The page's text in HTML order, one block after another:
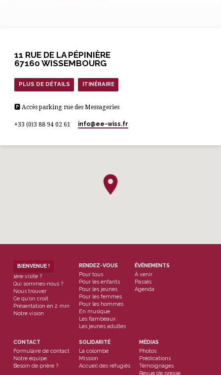
11 RUE DE LA PÉPINIÈRE
67160 WISSEMBOURG
PLUS DE DÉTAILS ITINÉRAIRE
🅿 Accès parking rue des Messageries
+33 (0)3 88 94 02 61 info​@ee-wiss.fr
BIENVENUE !
1ère visite ?
Qui sommes-nous ?
Nous trouver
Ce qu’on croit
Présentation en 2 min
Notre vision
RENDEZ-VOUS
Pour tous
Pour les enfants
Pour les jeunes
Pour les femmes
Pour les hommes
En musique
Les flambeaux
Les jeunes adultes
ÉVÈNEMENTS
À venir
Passés
Agenda
CONTACT
Formulaire de contact
Notre équipe
Besoin de prière ?
SOLIDARITÉ
La colombe
Mission
Accueil des réfugiés
MÉDIAS
Photos
Prédications
Témoignages
Revue de presse